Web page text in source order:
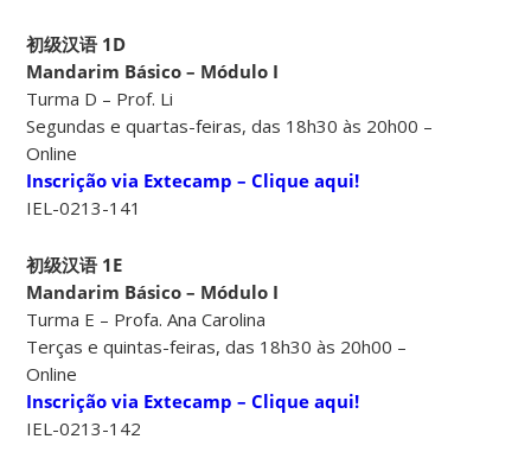
初级汉语 1D
Mandarim Básico – Módulo I
Turma D – Prof. Li
Segundas e quartas-feiras, das 18h30 às 20h00 –
Online
Inscrição via Extecamp – Clique aqui!
IEL-0213-141
初级汉语 1E
Mandarim Básico – Módulo I
Turma E – Profa. Ana Carolina
Terças e quintas-feiras, das 18h30 às 20h00 –
Online
Inscrição via Extecamp – Clique aqui!
IEL-0213-142